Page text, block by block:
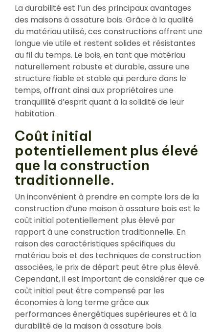
La durabilité est l’un des principaux avantages
des maisons à ossature bois. Grâce à la qualité
du matériau utilisé, ces constructions offrent une
longue vie utile et restent solides et résistantes
au fil du temps. Le bois, en tant que matériau
naturellement robuste et durable, assure une
structure fiable et stable qui perdure dans le
temps, offrant ainsi aux propriétaires une
tranquillité d’esprit quant à la solidité de leur
habitation.
Coût initial
potentiellement plus élevé
que la construction
traditionnelle.
Un inconvénient à prendre en compte lors de la
construction d’une maison à ossature bois est le
coût initial potentiellement plus élevé par
rapport à une construction traditionnelle. En
raison des caractéristiques spécifiques du
matériau bois et des techniques de construction
associées, le prix de départ peut être plus élevé.
Cependant, il est important de considérer que ce
coût initial peut être compensé par les
économies à long terme grâce aux
performances énergétiques supérieures et à la
durabilité de la maison à ossature bois.